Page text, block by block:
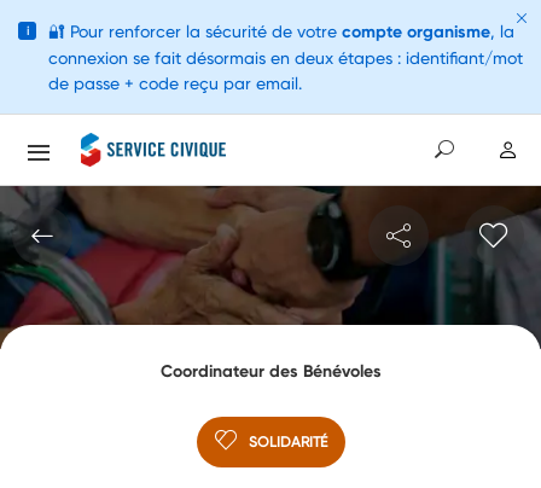
Coordinateur des Bénévoles
SOLIDARITÉ
i 🔐 Pour renforcer la sécurité de votre compte organisme, la
connexion se fait désormais en deux étapes : identifiant/mot
de passe + code reçu par email.